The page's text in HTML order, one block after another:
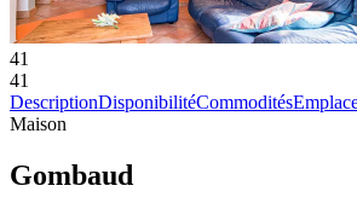
41
41
DescriptionDisponibilitéCommodités
Maison
Gombaud